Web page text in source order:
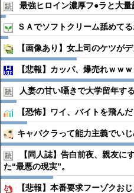
最強ヒロイン濃厚フ●︎ラと大
ＳＡでソフトクリーム舐めて
【画像あり】女上司のケ
【悲報】カッパ、爆売れｗｗ
人妻の甘い囁きで大学留年す
【恐怖】ワイ、バイトを飛ん
キャバクラって能力主義でい
【同人誌】告白前夜、親友
た“最悪の現実”。
【悲報】本番要求フーゾクお